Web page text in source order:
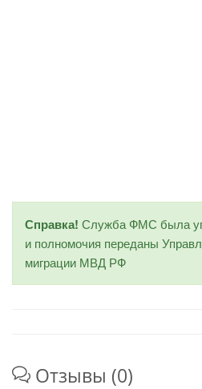
Справка! Служба ФМС была
и полномочия переданы
миграции МВД РФ
Отзывы (0)